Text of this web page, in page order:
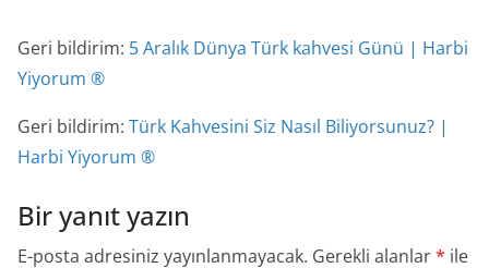
Geri bildirim: 5 Aralık Dünya Türk kahvesi Günü | Harbi
Yiyorum ®
Geri bildirim: Türk Kahvesini Siz Nasıl Biliyorsunuz? |
Harbi Yiyorum ®
Bir yanıt yazın
E-posta adresiniz yayınlanmayacak. Gerekli alanlar* ile